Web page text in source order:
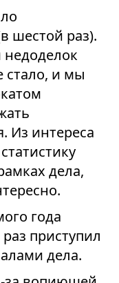
шестой раз).
недоделок
стало, и мы
Из интереса
дела,
года
приступил
дела.